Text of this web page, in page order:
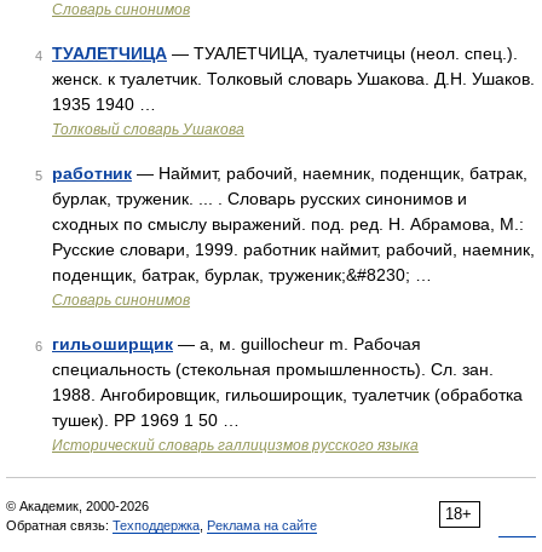
Словарь синонимов
4 ТУАЛЕТЧИЦА — ТУАЛЕТЧИЦА, туалетчицы (неол. спец.).
женск. к туалетчик. Толковый словарь Ушакова. Д.Н. Ушаков.
1935 1940 …
Толковый словарь Ушакова
5 работник — Наймит, рабочий, наемник, поденщик, батрак,
бурлак, труженик. ... . Словарь русских синонимов и
сходных по смыслу выражений. под. ред. Н. Абрамова, М.:
Русские словари, 1999. работник наймит, рабочий, наемник,
поденщик, батрак, бурлак, труженик;&#8230; …
Словарь синонимов
6 гильоширщик — а, м. guillocheur m. Рабочая
специальность (стекольная промышленность). Сл. зан.
1988. Ангобировщик, гильоширощик, туалетчик (обработка
тушек). РР 1969 1 50 …
Исторический словарь галлицизмов русского языка
18+
© Академик, 2000-2026
Обратная связь: Техподдержка Реклама на сайте